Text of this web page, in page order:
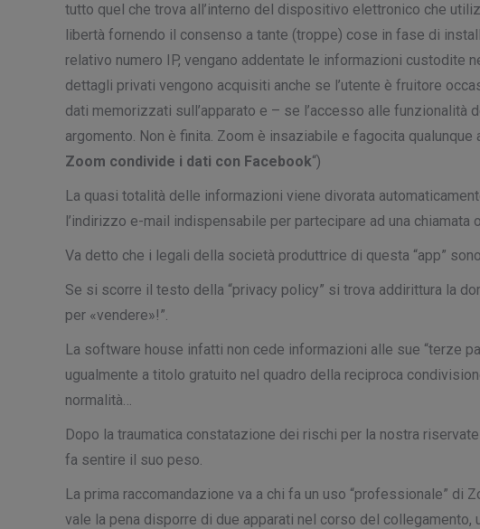
tutto quel che trova all’interno del dispositivo elettronico che
libertà fornendo il consenso a tante (troppe) cose in fase di
relativo numero IP, vengano addentate le informazioni
dettagli privati vengono acquisiti anche se l’utente è fruitore
dati memorizzati sull’apparato e – se l’accesso alle funzionalità
argomento. Non è finita. Zoom è insaziabile e fagocita
Zoom condivide i dati con Facebook“)
La quasi totalità delle informazioni viene divorata
l’indirizzo e-mail indispensabile per partecipare ad una chiamata
Va detto che i legali della società produttrice di questa “app”
Se si scorre il testo della “privacy policy” si trova addirittura la
per «vendere»!”.
La software house infatti non cede informazioni alle sue “terze
ugualmente a titolo gratuito nel quadro della reciproca
normalità…
Dopo la traumatica constatazione dei rischi per la nostra
fa sentire il suo peso.
La prima raccomandazione va a chi fa un uso “professionale” di
vale la pena disporre di due apparati nel corso del